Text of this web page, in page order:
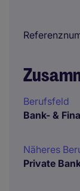
Berufsfeld
Bank- &
Näheres
Private